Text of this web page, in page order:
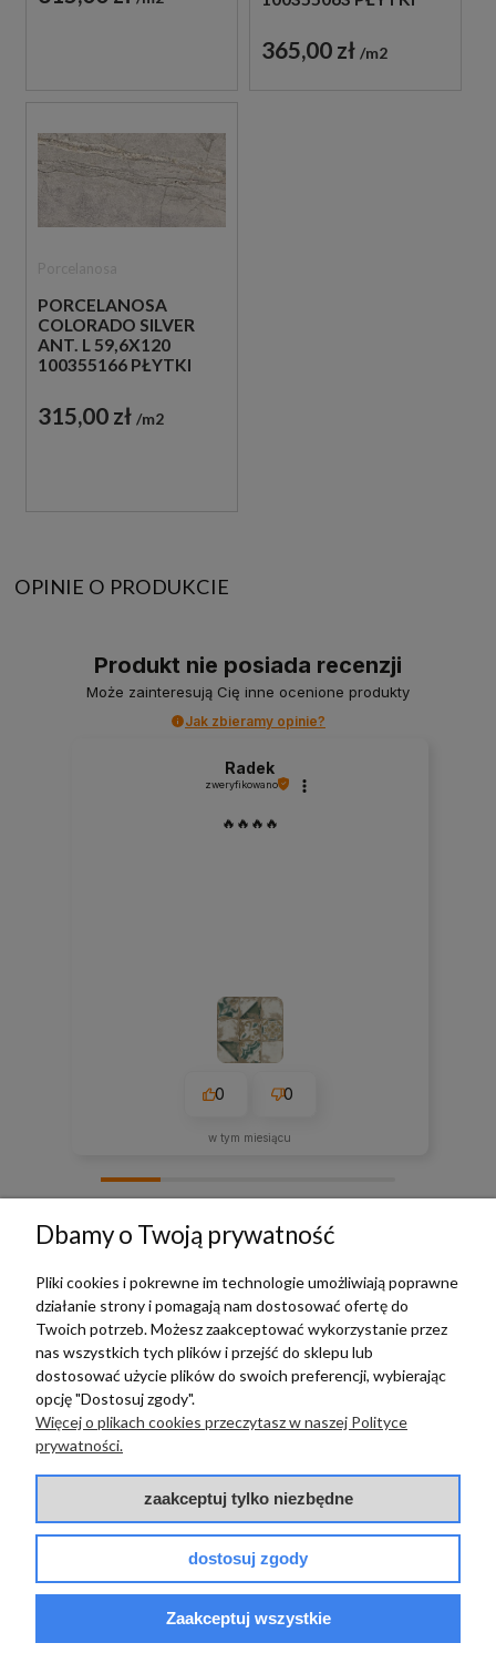
IMITUJĄCE KAMIEŃ
365,00 zł m2
PORCELANOSA
COLORADO SILVER
ANT. L 59,6X120
100355166 PŁYTKI
IMITUJĄCE KAMIEŃ
315,00 zł m2
OPINIE O PRODUKCIE
Produkt nie posiada recenzji
Może zainteresują Cię inne ocenione produkty
Jak zbieramy opinie?
Radek
zweryfikowano
🔥🔥🔥🔥
0 0
w tym miesiącu
TERRADECO
BAZA WIEDZY
PŁATNOŚCI I DOSTAWA
© 2017 - 2025 | terradeco.com.pl code and analytics: terradeco
Dbamy o Twoją prywatność
Pliki cookies i pokrewne im technologie umożliwiają poprawne
działanie strony i pomagają nam dostosować ofertę do
Twoich potrzeb. Możesz zaakceptować wykorzystanie przez
nas wszystkich tych plików i przejść do sklepu lub
dostosować użycie plików do swoich preferencji, wybierając
opcję "Dostosuj zgody".
Więcej o plikach cookies przeczytasz w naszej Polityce
prywatności.
zaakceptuj tylko niezbędne
dostosuj zgody
Zaakceptuj wszystkie